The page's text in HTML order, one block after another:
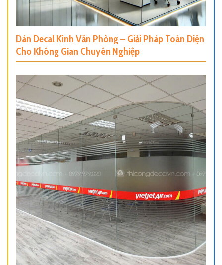
Dán Decal Kính Văn Phòng – Giải Pháp Toàn Diện
Cho Không Gian Chuyên Nghiệp